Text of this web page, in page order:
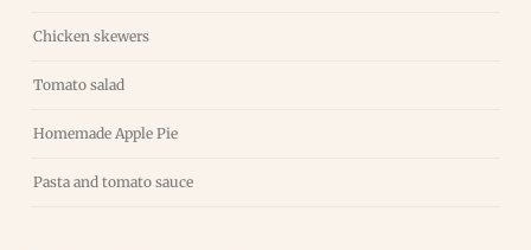
Chicken skewers
Tomato salad
Homemade Apple Pie
Pasta and tomato sauce